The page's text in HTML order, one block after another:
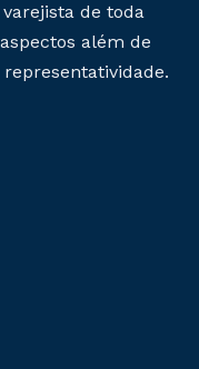
de toda
além de